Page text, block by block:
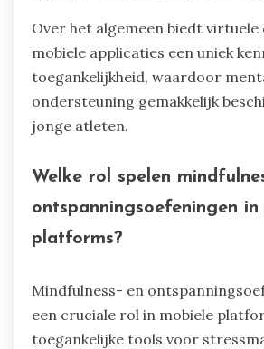
Over het algemeen biedt virtuele
mobiele applicaties een uniek
toegankelijkheid, waardoor
ondersteuning gemakkelijk
jonge atleten.
Welke rol spelen
ontspanningsoefeningen in
platforms?
Mindfulness- en
een cruciale rol in mobiele
toegankelijke tools voor